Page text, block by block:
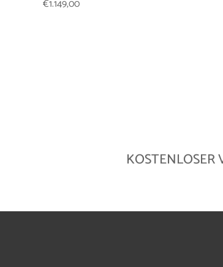
€1.149,00
KOSTENLOSER